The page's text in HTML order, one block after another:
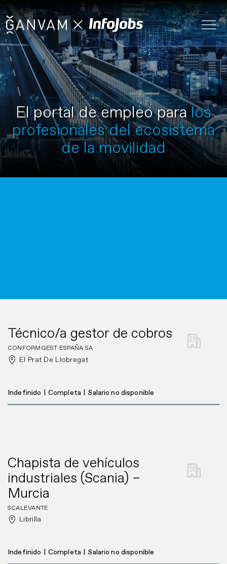
El portal de empleo paralos
profesionales del ecosistema
de la movilidad
Técnico/a gestor de cobros
CONFORMGEST ESPAÑA SA
El Prat De Llobregat
Indefinido Completa Salario no disponible
Chapista de vehículos
industriales (Scania) –
Murcia
SCALEVANTE
Librilla
Indefinido Completa Salario no disponible